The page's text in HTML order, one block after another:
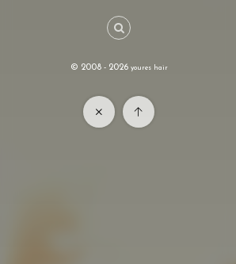
© 2008 - 2026 youres hair